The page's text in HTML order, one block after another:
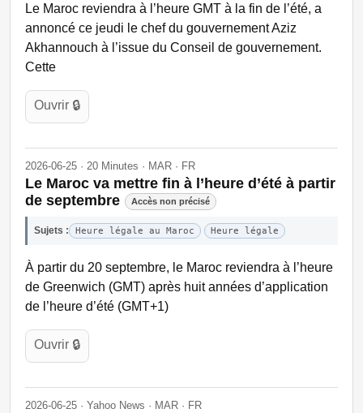
Le Maroc reviendra à l’heure GMT à la fin de l’été, a
annoncé ce jeudi le chef du gouvernement Aziz
Akhannouch à l’issue du Conseil de gouvernement.
Cette
Ouvrir 🔒
2026-06-25 · 20 Minutes · MAR · FR
Le Maroc va mettre fin à l’heure d’été à partir
de septembre
Accès non précisé
Sujets : Heure légale au Maroc Heure légale
À partir du 20 septembre, le Maroc reviendra à l’heure
de Greenwich (GMT) après huit années d’application
de l’heure d’été (GMT+1)
Ouvrir 🔒
2026-06-25 · Yahoo News · MAR · FR